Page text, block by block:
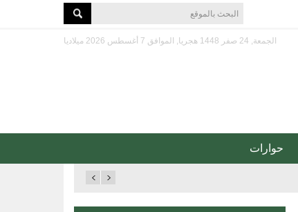
الجمعة, 24 صفر 1448 هجريا, الموافق 7 أغسطس 2026 ميلاديا
حوارات